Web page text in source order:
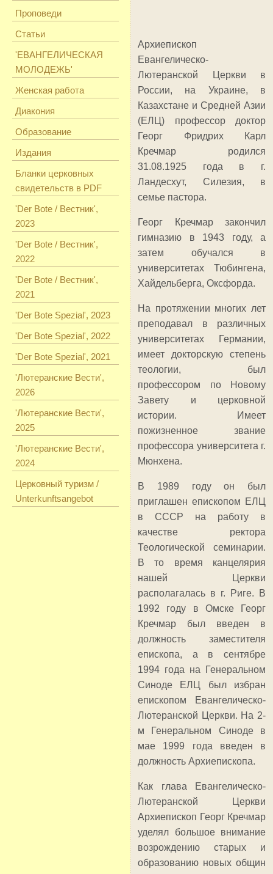
Проповеди
Статьи
'ЕВАНГЕЛИЧЕСКАЯ
МОЛОДЕЖЬ'
Женская работа
Диакония
Образование
Издания
Бланки церковных
свидетельств в PDF
'Der Bote / Вестник',
2023
'Der Bote / Вестник',
2022
'Der Bote / Вестник',
2021
'Der Bote Spezial', 2023
'Der Bote Spezial', 2022
'Der Bote Spezial', 2021
'Лютеранские Вести',
2026
'Лютеранские Вести',
2025
'Лютеранские Вести',
2024
Церковный туризм /
Unterkunftsangebot
Архиепископ
Евангелическо-
Лютеранской Церкви в
России, на Украине, в
Казахстане и Средней Азии
(ЕЛЦ) профессор доктор
Георг Фридрих Карл
Кречмар родился
31.08.1925 года в г.
Ландесхут, Силезия, в
семье пастора.
Георг Кречмар закончил
гимназию в 1943 году, а
затем обучался в
университетах Тюбингена,
Хайдельберга, Оксфорда.
На протяжении многих лет
преподавал в различных
университетах Германии,
имеет докторскую степень
теологии, был
профессором по Новому
Завету и церковной
истории. Имеет
пожизненное звание
профессора университета г.
Мюнхена.
В 1989 году он был
приглашен епископом ЕЛЦ
в СССР на работу в
качестве ректора
Теологической семинарии.
В то время канцелярия
нашей Церкви
располагалась в г. Риге. В
1992 году в Омске Георг
Кречмар был введен в
должность заместителя
епископа, а в сентябре
1994 года на Генеральном
Синоде ЕЛЦ был избран
епископом Евангелическо-
Лютеранской Церкви. На 2-
м Генеральном Синоде в
мае 1999 года введен в
должность Архиепископа.
Как глава Евангелическо-
Лютеранской Церкви
Архиепископ Георг Кречмар
уделял большое внимание
возрождению старых и
образованию новых общин